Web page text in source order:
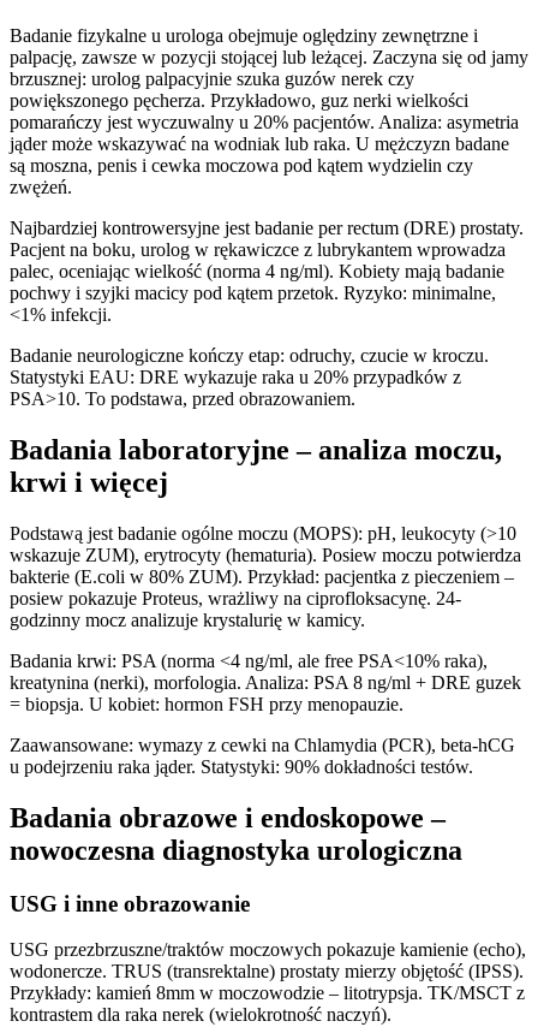
Badanie fizykalne u urologa obejmuje oględziny zewnętrzne i
palpację, zawsze w pozycji stojącej lub leżącej. Zaczyna się od jamy
brzusznej: urolog palpacyjnie szuka guzów nerek czy
powiększonego pęcherza. Przykładowo, guz nerki wielkości
pomarańczy jest wyczuwalny u 20% pacjentów. Analiza: asymetria
jąder może wskazywać na wodniak lub raka. U mężczyzn badane
są moszna, penis i cewka moczowa pod kątem wydzielin czy
zwężeń.
Najbardziej kontrowersyjne jest badanie per rectum (DRE) prostaty.
Pacjent na boku, urolog w rękawiczce z lubrykantem wprowadza
palec, oceniając wielkość (norma 4 ng/ml). Kobiety mają badanie
pochwy i szyjki macicy pod kątem przetok. Ryzyko: minimalne,
<1% infekcji.
Badanie neurologiczne kończy etap: odruchy, czucie w kroczu.
Statystyki EAU: DRE wykazuje raka u 20% przypadków z
PSA>10. To podstawa, przed obrazowaniem.
Badania laboratoryjne – analiza moczu,
krwi i więcej
Podstawą jest badanie ogólne moczu (MOPS): pH, leukocyty (>10
wskazuje ZUM), erytrocyty (hematuria). Posiew moczu potwierdza
bakterie (E.coli w 80% ZUM). Przykład: pacjentka z pieczeniem –
posiew pokazuje Proteus, wrażliwy na ciprofloksacynę. 24-
godzinny mocz analizuje krystalurię w kamicy.
Badania krwi: PSA (norma <4 ng/ml, ale free PSA<10% raka),
kreatynina (nerki), morfologia. Analiza: PSA 8 ng/ml + DRE guzek
= biopsja. U kobiet: hormon FSH przy menopauzie.
Zaawansowane: wymazy z cewki na Chlamydia (PCR), beta-hCG
u podejrzeniu raka jąder. Statystyki: 90% dokładności testów.
Badania obrazowe i endoskopowe –
nowoczesna diagnostyka urologiczna
USG i inne obrazowanie
USG przezbrzuszne/traktów moczowych pokazuje kamienie (echo),
wodonercze. TRUS (transrektalne) prostaty mierzy objętość (IPSS).
Przykłady: kamień 8mm w moczowodzie – litotrypsja. TK/MSCT z
kontrastem dla raka nerek (wielokrotność naczyń).